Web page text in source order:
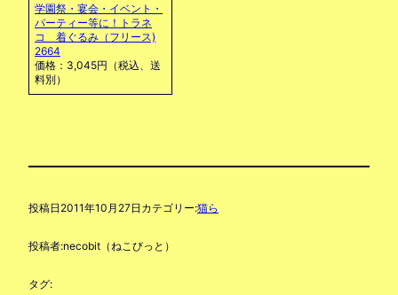
学園祭・宴会・イベント・
パーティー等に！トラネ
コ 着ぐるみ（フリース)
2664
価格：3,045円（税込、送
料別）
投稿日 2011年10月27日 カテゴリー:猫ら
投稿者:necobit（ねこびっと）
タグ: